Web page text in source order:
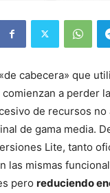
cabecera» que
a perder
de recursos no
de gama media.
Lite, tanto
las mismas
pero reduciendo